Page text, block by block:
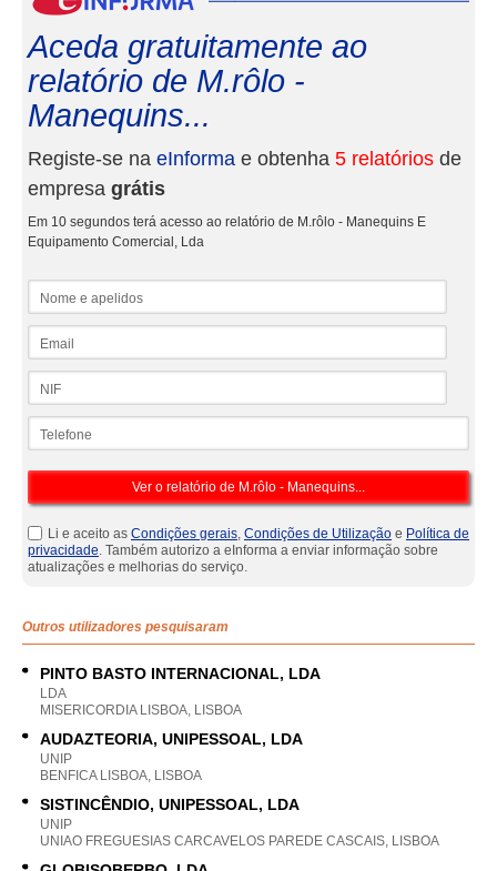
Aceda gratuitamente ao
relatório de M.rôlo -
Manequins...
Registe-se na eInforma e obtenha 5 relatórios de
empresa grátis
Em 10 segundos terá acesso ao relatório de M.rôlo - Manequins E
Equipamento Comercial, Lda
Li e aceito as Condições gerais, Condições de Utilização e Política de
privacidade. Também autorizo a eInforma a enviar informação sobre
atualizações e melhorias do serviço.
Outros utilizadores pesquisaram
PINTO BASTO INTERNACIONAL, LDA
LDA
MISERICORDIA LISBOA, LISBOA
AUDAZTEORIA, UNIPESSOAL, LDA
UNIP
BENFICA LISBOA, LISBOA
SISTINCÊNDIO, UNIPESSOAL, LDA
UNIP
UNIAO FREGUESIAS CARCAVELOS PAREDE CASCAIS, LISBOA